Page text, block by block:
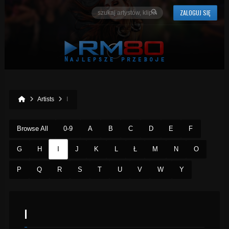
ZALOGUJ SIĘ
Artists
Browse All 0-9 A B C D E F
G H I J K L Ł M N O
P Q R S T U V W Y
I